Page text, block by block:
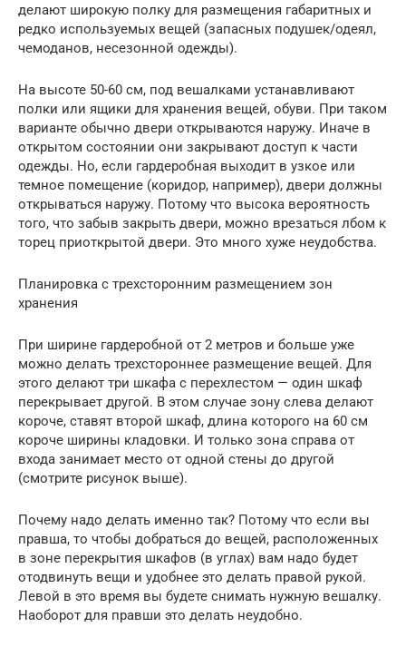
делают широкую полку для размещения габаритных и
редко используемых вещей (запасных подушек/одеял,
чемоданов, несезонной одежды).
На высоте 50-60 см, под вешалками устанавливают
полки или ящики для хранения вещей, обуви. При таком
варианте обычно двери открываются наружу. Иначе в
открытом состоянии они закрывают доступ к части
одежды. Но, если гардеробная выходит в узкое или
темное помещение (коридор, например), двери должны
открываться наружу. Потому что высока вероятность
того, что забыв закрыть двери, можно врезаться лбом к
торец приоткрытой двери. Это много хуже неудобства.
Планировка с трехсторонним размещением зон
хранения
При ширине гардеробной от 2 метров и больше уже
можно делать трехстороннее размещение вещей. Для
этого делают три шкафа с перехлестом — один шкаф
перекрывает другой. В этом случае зону слева делают
короче, ставят второй шкаф, длина которого на 60 см
короче ширины кладовки. И только зона справа от
входа занимает место от одной стены до другой
(смотрите рисунок выше).
Почему надо делать именно так? Потому что если вы
правша, то чтобы добраться до вещей, расположенных
в зоне перекрытия шкафов (в углах) вам надо будет
отодвинуть вещи и удобнее это делать правой рукой.
Левой в это время вы будете снимать нужную вешалку.
Наоборот для правши это делать неудобно.